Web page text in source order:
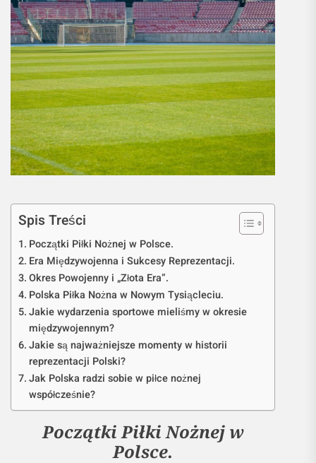
Spis Treści
Początki Piłki Nożnej w Polsce.
Era Międzywojenna i Sukcesy Reprezentacji.
Okres Powojenny i „Złota Era”.
Polska Piłka Nożna w Nowym Tysiącleciu.
Jakie wydarzenia sportowe mieliśmy w okresie
międzywojennym?
Jakie są najważniejsze momenty w historii
reprezentacji Polski?
Jak Polska radzi sobie w piłce nożnej
współcześnie?
Początki Piłki Nożnej w
Polsce.